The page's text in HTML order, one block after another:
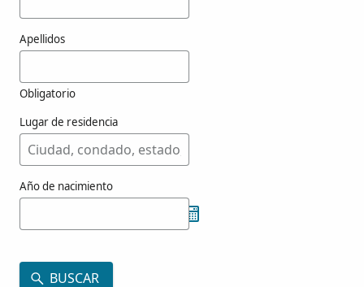
Apellidos
Obligatorio
Lugar de residencia
Año de nacimiento
BUSCAR